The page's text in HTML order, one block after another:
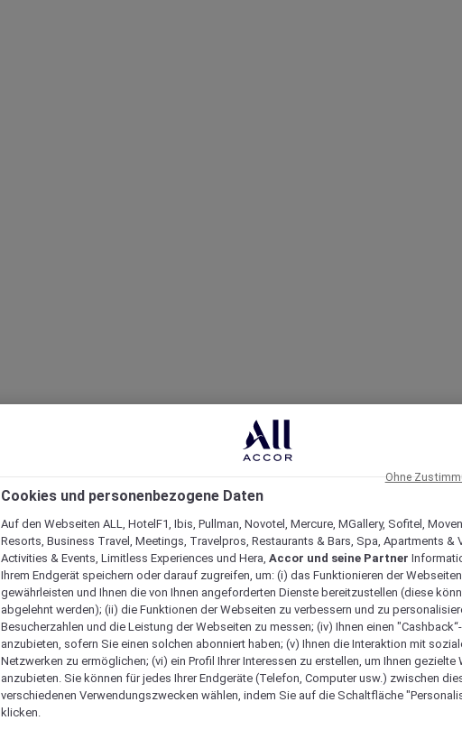
Cookies und personenbezogene Daten
Auf den Webseiten ALL, HotelF1, Ibis, Pullman, Novotel, Mercure, MGallery, Sofitel,
Resorts, Business Travel, Meetings, Travelpros, Restaurants & Bars, Spa, Apartments &
Activities & Events, Limitless Experiences und Hera, Accor und seine Partner
Ihrem Endgerät speichern oder darauf zugreifen, um: (i) das Funktionieren der
gewährleisten und Ihnen die von Ihnen angeforderten Dienste bereitzustellen (diese
abgelehnt werden); (ii) die Funktionen der Webseiten zu verbessern und zu
Besucherzahlen und die Leistung der Webseiten zu messen; (iv) Ihnen einen
anzubieten, sofern Sie einen solchen abonniert haben; (v) Ihnen die Interaktion mit
Netzwerken zu ermöglichen; (vi) ein Profil Ihrer Interessen zu erstellen, um Ihnen gezielte
anzubieten. Sie können für jedes Ihrer Endgeräte (Telefon, Computer usw.) zwischen
verschiedenen Verwendungszwecken wählen, indem Sie auf die Schaltfläche
klicken.
Ohne